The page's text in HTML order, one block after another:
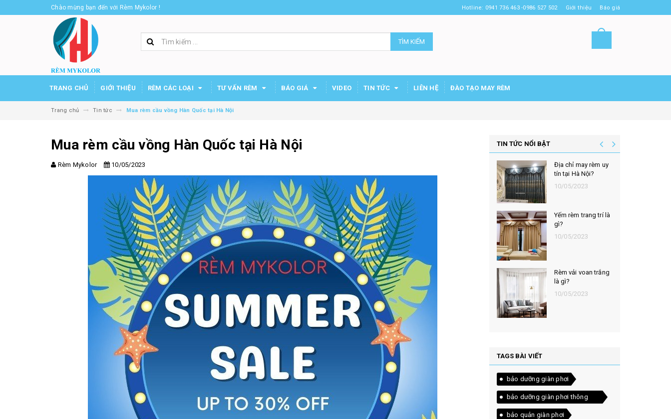
Chào mừng bạn đến với Rèm Mykolor ! Hotline: 0941 736 463 -0986 527 502 Giới thiệu Báo giá
TÌM KIẾM
TRANG CHỦ GIỚI THIỆU RÈM CÁC LOẠI TƯ VẤN RÈM BÁO GIÁ VIDEO TIN TỨC LIÊN HỆ ĐÀO TẠO MAY RÈM
Trang chủ Tin tức Mua rèm cầu vồng Hàn Quốc tại Hà Nội
Mua rèm cầu vồng Hàn Quốc tại Hà Nội
Rèm Mykolor 10/05/2023
TIN TỨC NỔI BẬT
Địa chỉ may rèm uy
tín tại Hà Nội?
10/05/2023
Yếm rèm trang trí là
gì?
10/05/2023
Rèm vải voan trắng
là gì?
10/05/2023
TAGS BÀI VIẾT
bảo dưỡng giàn phơi
bảo dưỡng giàn phơi thông
minh
bảo quản giàn phơi